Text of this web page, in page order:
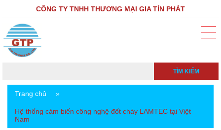
CÔNG TY TNHH THƯƠNG MẠI GIA TÍN PHÁT
TÌM KIẾM
Trang chủ »
Hệ thống cảm biến công nghệ đốt cháy LAMTEC tại Việt
Nam